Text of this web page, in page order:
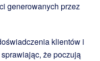
generowanych przez
klientów i
że poczują